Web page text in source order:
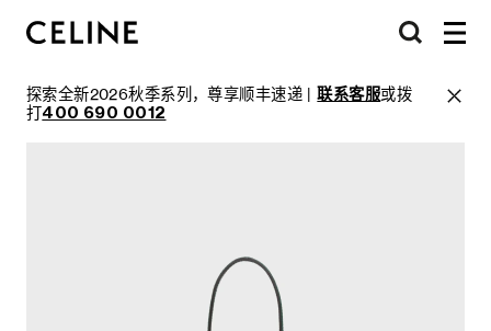
探索全新2026秋季系列，尊享顺丰速递 |联系客服或拨
打400 690 0012